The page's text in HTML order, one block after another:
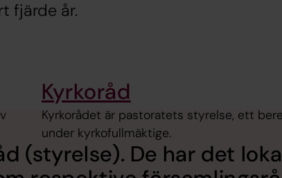
fjärde år.
Kyrkoråd
Kyrkorådet är pastoratets styrelse, ett
under kyrkofullmäktige.
(styrelse). De har det